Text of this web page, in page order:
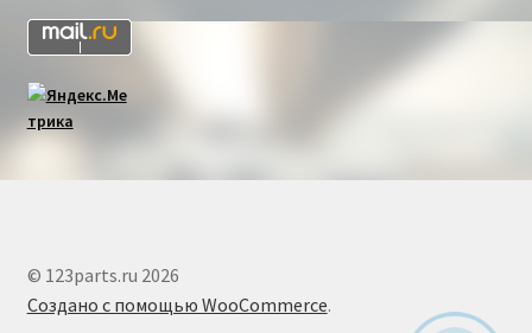
© 123parts.ru 2026
Создано с помощью WooCommerce.